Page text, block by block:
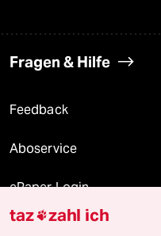
Fragen & Hilfe
Feedback
Aboservice
ePaper Login
Downloads für
taz zahl ich